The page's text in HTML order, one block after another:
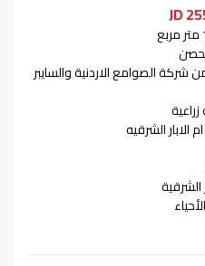
شركة الصوامع الاردنية والسايبر
الابار الشرقيه
الشرقية